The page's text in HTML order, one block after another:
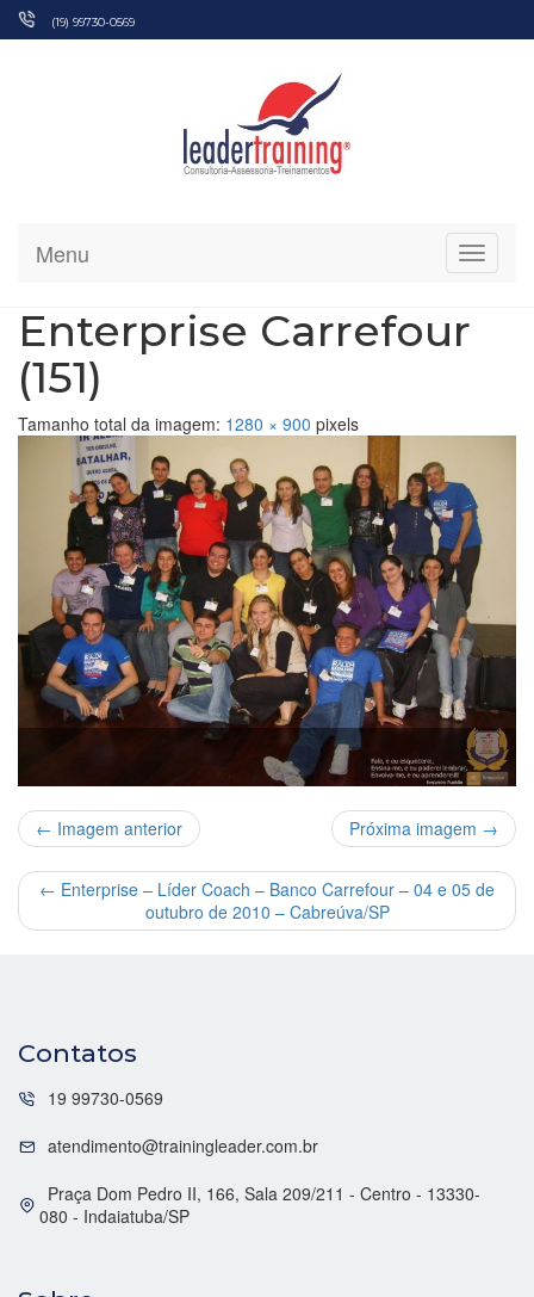
Pular
(19) 99730-0569
Menu
Enterprise Carrefour
(151)
Tamanho total da imagem: 1280 × 900 pixels
← Imagem anterior Próxima imagem →
← Enterprise – Líder Coach – Banco Carrefour – 04 e 05 de
outubro de 2010 – Cabreúva/SP
Contatos
19 99730-0569
atendimento@trainingleader.com.br
Praça Dom Pedro II, 166, Sala 209/211 - Centro - 13330-
080 - Indaiatuba/SP